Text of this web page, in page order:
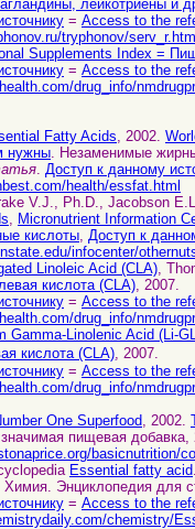
лейкотриены и
= Access to the
tryphonov/
Supplements Index =
= Access to the
drug_info/
Fatty Acids, 2002.
нужны. Незаменимые
. Доступ к данному
health/essfat.html
V.J., Ph.D., Jacobson
, Micronutrient Information
кислоты, Доступ к
infocenter/
Linoleic Acid (CLA),
кислота (CLA), 2007.
= Access to the
drug_info/
Gamma-Linolenic Acid (Li-
кислота (CLA), 2007.
= Access to the
drug_info/
One Superfood, 2002.
пищевая
basicnutrition/
Essential fatty acid
Химия. Энциклопедия для
= Access to the
chemistry/